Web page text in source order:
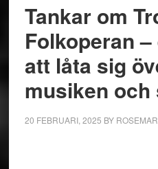
Tankar om
Folkoperan
att låta sig
musiken och
20 FEBRUARI, 2025 BY